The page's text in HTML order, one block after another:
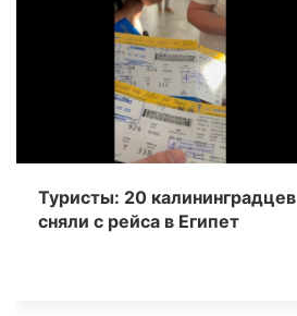
Туристы: 20 калининградцев
сняли с рейса в Египет